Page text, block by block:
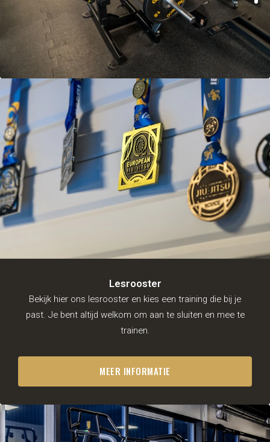
BJJ
Lesrooster
Gratis proeflessen
16 jaar)
jaar)
Lesrooster
Gratis proeflessen
Fitness
Lesrooster
Bekijk hier ons lesrooster en kies een training die bij je
past. Je bent altijd welkom om aan te sluiten en mee te
trainen.
MEER INFORMATIE